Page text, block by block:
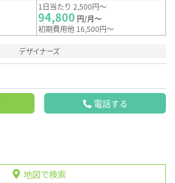
1日当たり 2,500円～
94,800 円/月～
初期費用他 16,500円～
デザイナーズ
電話する
地図で検索